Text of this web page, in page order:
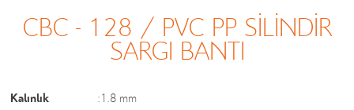
CBC - 128 / PVC PP SİLİNDİR
SARGI BANTI
Kalınlık
:1.8 mm